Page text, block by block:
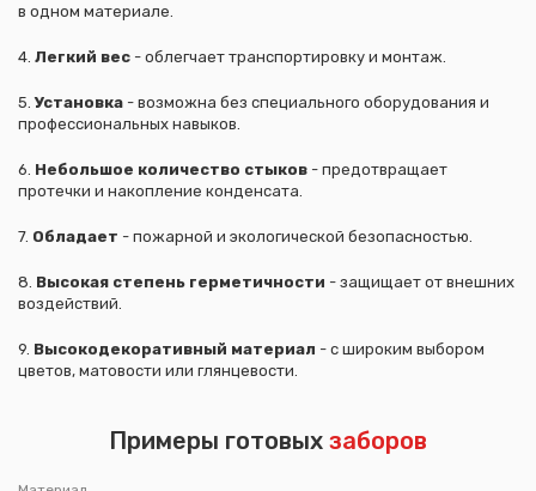
в одном материале.
4. Легкий вес - облегчает транспортировку и монтаж.
5.Установка - возможна без специального оборудования и
профессиональных навыков.
6. Небольшое количество стыков - предотвращает
протечки и накопление конденсата.
7. Обладает - пожарной и экологической безопасностью.
8. Высокая степень герметичности - защищает от внешних
воздействий.
9. Высокодекоративный материал - с широким выбором
цветов, матовости или глянцевости.
Примеры готовых заборов